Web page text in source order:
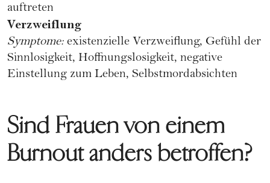
auftreten
Verzweiflung
Symptome: existenzielle Verzweiflung, Gefühl der
Sinnlosigkeit, Hoffnungslosigkeit, negative
Einstellung zum Leben, Selbstmordabsichten
Sind Frauen von einem
Burnout anders betroffen?